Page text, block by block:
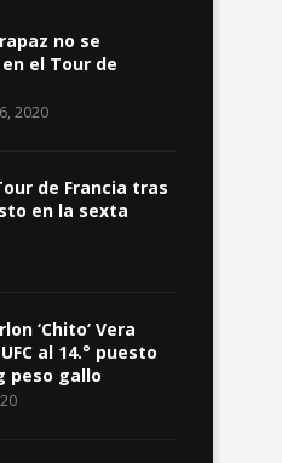
no se
el Tour de
2020
de Francia tras
en la sexta
‘Chito’ Vera
al 14.° puesto
peso gallo